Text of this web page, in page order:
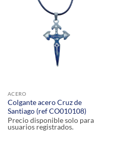
ACERO
Colgante acero Cruz de
Santiago (ref CO010108)
Precio disponible solo para
usuarios registrados.